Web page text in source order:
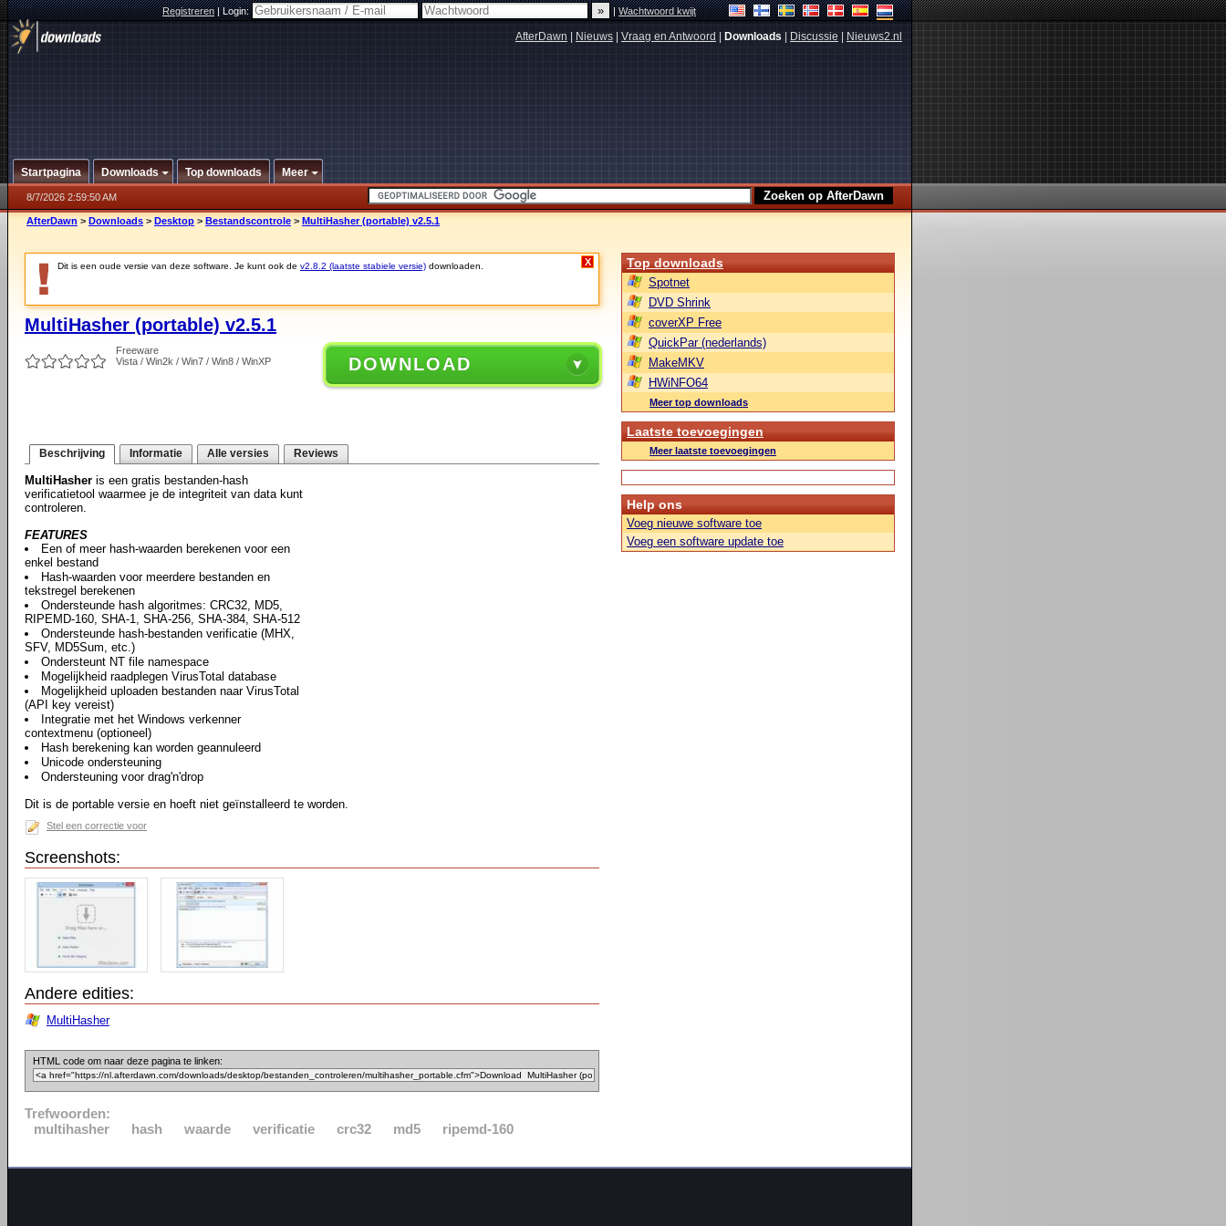
Registreren|Login: |Wachtwoord kwijt
AfterDawn Nieuws Vraag en Antwoord Downloads Discussie Nieuws2.nl
Startpagina Downloads Top downloads Meer
8/7/2026 2:59:50 AM
AfterDawn > Downloads > Desktop > Bestandscontrole > MultiHasher (portable) v2.5.1
Dit is een oude versie van deze software. Je kunt ook de v2.8.2 (laatste stabiele versie) downloaden. X
MultiHasher (portable) v2.5.1
Freeware
Vista / Win2k / Win7 / Win8 / WinXP
DOWNLOAD
Beschrijving Informatie Alle versies Reviews
MultiHasher is een gratis bestanden-hash
verificatietool waarmee je de integriteit van data kunt
controleren.
FEATURES
Een of meer hash-waarden berekenen voor een
enkel bestand
Hash-waarden voor meerdere bestanden en
tekstregel berekenen
Ondersteunde hash algoritmes: CRC32, MD5,
RIPEMD-160, SHA-1, SHA-256, SHA-384, SHA-512
Ondersteunde hash-bestanden verificatie (MHX,
SFV, MD5Sum, etc.)
Ondersteunt NT file namespace
Mogelijkheid raadplegen VirusTotal database
Mogelijkheid uploaden bestanden naar VirusTotal
(API key vereist)
Integratie met het Windows verkenner
contextmenu (optioneel)
Hash berekening kan worden geannuleerd
Unicode ondersteuning
Ondersteuning voor drag'n'drop
Dit is de portable versie en hoeft niet geïnstalleerd te worden.
Stel een correctie voor
Screenshots:
Andere edities:
MultiHasher
HTML code om naar deze pagina te linken:
Trefwoorden:
multihasher
hash waarde verificatie crc32 md5 ripemd-160
Top downloads
Spotnet
DVD Shrink
coverXP Free
QuickPar (nederlands)
MakeMKV
HWiNFO64
Meer top downloads
Laatste toevoegingen
Meer laatste toevoegingen
Help ons
Voeg nieuwe software toe
Voeg een software update toe